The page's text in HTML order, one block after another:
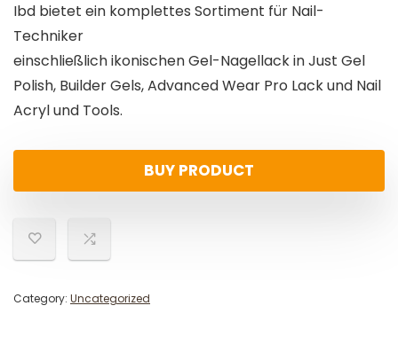
Ibd bietet ein komplettes Sortiment für Nail-
Techniker
einschließlich ikonischen Gel-Nagellack in Just Gel
Polish, Builder Gels, Advanced Wear Pro Lack und Nail
Acryl und Tools.
BUY PRODUCT
Category: Uncategorized